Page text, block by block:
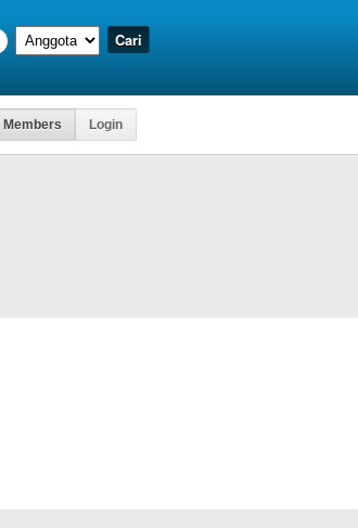
Members Login